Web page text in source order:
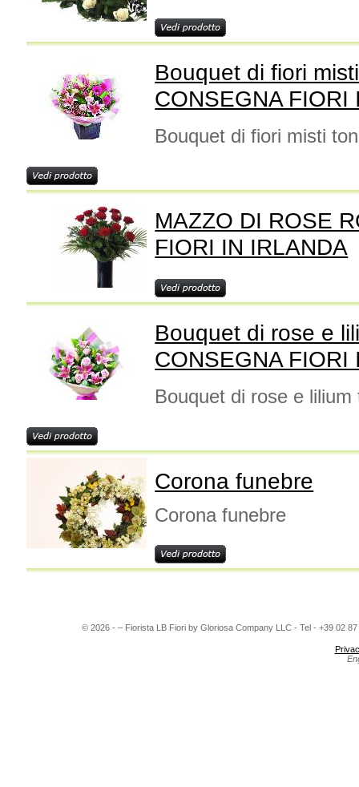
Bouquet di fiori
CONSEGNA FIORI
Bouquet di fiori misti
MAZZO DI ROSE
FIORI IN IRLANDA
Bouquet di rose e
CONSEGNA FIORI
Bouquet di rose e
Corona funebre
Corona funebre
© 2026 - – Fiorista LB Fiori by Gloriosa Company LLC - Tel - +39 02